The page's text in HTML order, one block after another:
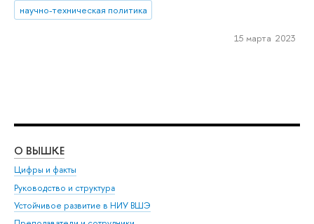
научно-техническая политика
15 марта 2023
О ВЫШКЕ
Цифры и факты
Руководство и структура
Устойчивое развитие в НИУ ВШЭ